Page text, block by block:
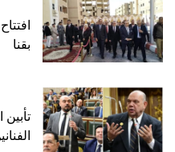
بقنا